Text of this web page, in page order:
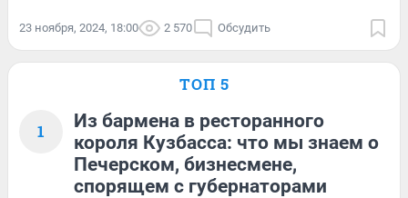
23 ноября, 2024, 18:00 2 570 Обсудить
ТОП 5
1
Из бармена в ресторанного
короля Кузбасса: что мы знаем о
Печерском, бизнесмене,
спорящем с губернаторами